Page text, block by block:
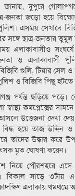
জানায়, দুপুরে
জনতা জড়ো হয়ে
এসময় সেখাবে
সঙ্গে ছাত্র-জনতার তুমুল
এলাকাবাসীও
জনতা ও এলাকাবাসী
গুলি, টিয়ার সেল ও
ও বিজিবি পিছু হটতে
পর্যন্ত ছড়িয়ে পড়ে।
স্বাস্থ্য কমপ্লেক্সের
উত্তেজনা দেখা
বিদ্ধ হয়ে তাজ উদ্দিন
তাদের উদ্ধার করে
মৃত ঘোষণা করেন।
নিয়ে পৌরশহরে এসে
বিকাল সাড়ে ৩টায় এ
এলাকায় থমথমে